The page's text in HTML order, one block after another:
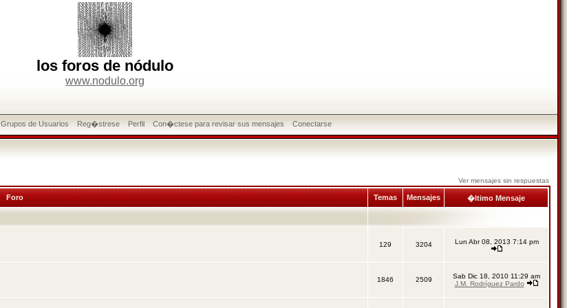
los foros de nódulo
www.nodulo.org
Grupos de Usuarios Reg�strese Perfil Con�ctese para revisar sus mensajes Conectarse
Ver mensajes sin respuestas
Foro Temas Mensajes �ltimo Mensaje
129 3204 Lun Abr 08, 2013 7:14 pm
1846 2509
Sab Dic 18, 2010 11:29 am
J.M. Rodríguez Pardo